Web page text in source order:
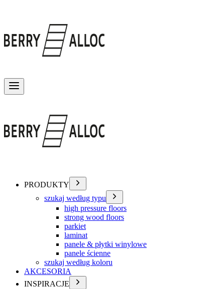
PRODUKTY
szukaj według typu
high pressure floors
strong wood floors
parkiet
laminat
panele & płytki winylowe
panele ścienne
szukaj według koloru
AKCESORIA
INSPIRACJE